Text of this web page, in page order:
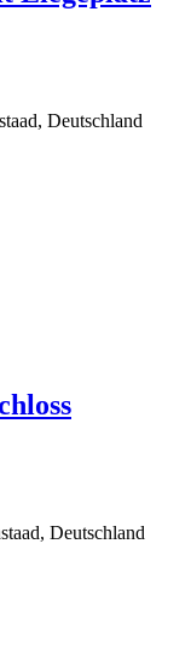
Deutschland
Deutschland